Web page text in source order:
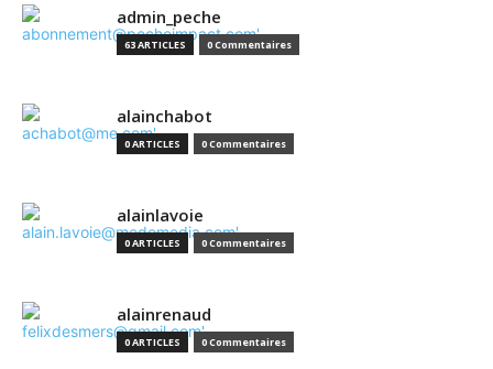
admin_peche
63 ARTICLES 0 Commentaires
alainchabot
0 ARTICLES 0 Commentaires
alainlavoie
0 ARTICLES 0 Commentaires
alainrenaud
0 ARTICLES 0 Commentaires